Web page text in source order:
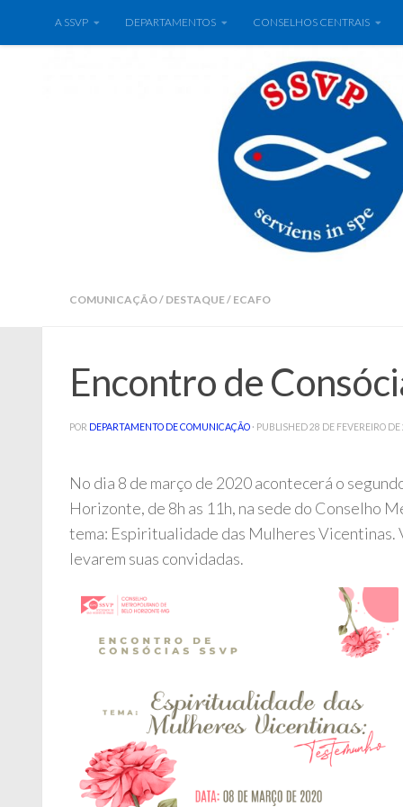
A SSVP DEPARTAMENTOS CONSELHOS CENTRAIS
COMUNICAÇÃO/ DESTAQUE/ ECAFO
Encontro de
POR DEPARTAMENTO DE COMUNICAÇÃO · PUBLISHED28 DE FEVEREIRO DE
No dia 8 de março de 2020 acontecerá o
Horizonte, de 8h as 11h, na sede do Conselho
tema: Espiritualidade das Mulheres Vicentinas.
levarem suas convidadas.